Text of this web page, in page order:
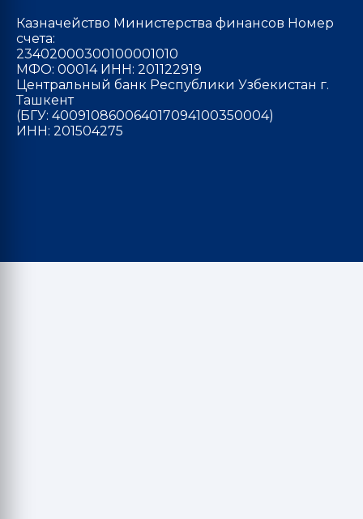
Казначейство Министерства финансов Номер
счета:
23402000300100001010
МФО: 00014 ИНН: 201122919
Центральный банк Республики Узбекистан г.
Ташкент
(БГУ: 400910860064017094100350004)
ИНН: 201504275